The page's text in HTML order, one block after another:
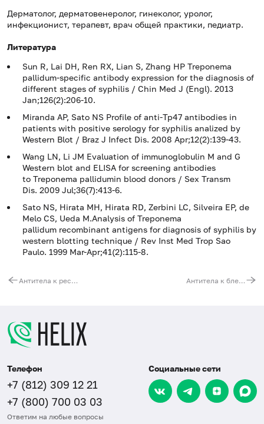
Дерматолог, дерматовенеролог, гинеколог, уролог,
инфекционист, терапевт, врач общей практики, педиатр.
Литература
Sun R, Lai DH, Ren RX, Lian S, Zhang HP Treponema
pallidum-specific antibody expression for the diagnosis of
different stages of syphilis / Chin Med J (Engl). 2013
Jan;126(2):206-10.
Miranda AP, Sato NS Profile of anti-Tp47 antibodies in
patients with positive serology for syphilis analized by
Western Blot / Braz J Infect Dis. 2008 Apr;12(2):139-43.
Wang LN, Li JM Evaluation of immunoglobulin M and G
Western blot and ELISA for screening antibodies
to Treponema pallidumin blood donors / Sex Transm
Dis. 2009 Jul;36(7):413-6.
Sato NS, Hirata MH, Hirata RD, Zerbini LC, Silveira EP, de
Melo CS, Ueda M.Analysis of Treponema
pallidum recombinant antigens for diagnosis of syphilis by
western blotting technique / Rev Inst Med Trop Sao
Paulo. 1999 Mar-Apr;41(2):115-8.
Антитела к респираторно-синцитиальному вирусу (RSV, IgG) Антитела к бледной трепонеме (Treponema pallidum, IgM) (иммуноблот)
Телефон
+7 (812) 309 12 21
+7 (800) 700 03 03
Ответим на любые вопросы
Социальные сети